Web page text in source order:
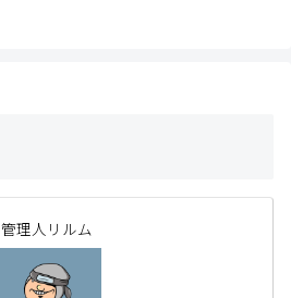
管理人リルム